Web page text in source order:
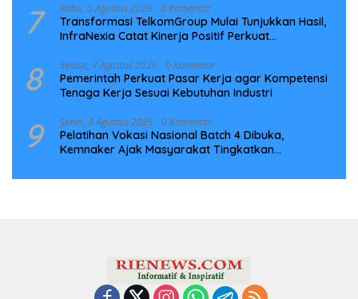
7 Rabu, 5 Agustus 2026 0 Komentar
Transformasi TelkomGroup Mulai Tunjukkan Hasil,
InfraNexia Catat Kinerja Positif Perkuat
8 Selasa, 4 Agustus 2026 0 Komentar
Pemerintah Perkuat Pasar Kerja agar Kompetensi
Tenaga Kerja Sesuai Kebutuhan Industri
9 Senin, 3 Agustus 2026 0 Komentar
Pelatihan Vokasi Nasional Batch 4 Dibuka,
Kemnaker Ajak Masyarakat Tingkatkan